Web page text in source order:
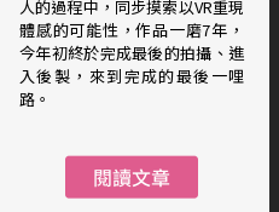
人的過程中，同步摸索以VR重現
體感的可能性，作品一磨7年，
今年初終於完成最後的拍攝、進
入後製，來到完成的最後一哩
路。